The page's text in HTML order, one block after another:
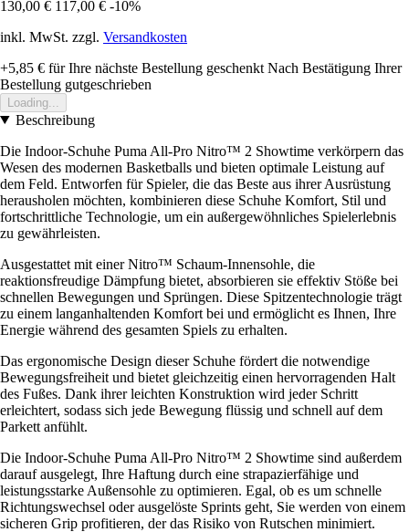
130,00 € 117,00 € -10%
inkl. MwSt. zzgl. Versandkosten
+5,85 € für Ihre nächste Bestellung geschenkt Nach Bestätigung Ihrer
Bestellung gutgeschrieben
Loading...
Beschreibung
Die Indoor-Schuhe Puma All-Pro Nitro™ 2 Showtime verkörpern das
Wesen des modernen Basketballs und bieten optimale Leistung auf
dem Feld. Entworfen für Spieler, die das Beste aus ihrer Ausrüstung
herausholen möchten, kombinieren diese Schuhe Komfort, Stil und
fortschrittliche Technologie, um ein außergewöhnliches Spielerlebnis
zu gewährleisten.
Ausgestattet mit einer Nitro™ Schaum-Innensohle, die
reaktionsfreudige Dämpfung bietet, absorbieren sie effektiv Stöße bei
schnellen Bewegungen und Sprüngen. Diese Spitzentechnologie trägt
zu einem langanhaltenden Komfort bei und ermöglicht es Ihnen, Ihre
Energie während des gesamten Spiels zu erhalten.
Das ergonomische Design dieser Schuhe fördert die notwendige
Bewegungsfreiheit und bietet gleichzeitig einen hervorragenden Halt
des Fußes. Dank ihrer leichten Konstruktion wird jeder Schritt
erleichtert, sodass sich jede Bewegung flüssig und schnell auf dem
Parkett anfühlt.
Die Indoor-Schuhe Puma All-Pro Nitro™ 2 Showtime sind außerdem
darauf ausgelegt, Ihre Haftung durch eine strapazierfähige und
leistungsstarke Außensohle zu optimieren. Egal, ob es um schnelle
Richtungswechsel oder ausgelöste Sprints geht, Sie werden von einem
sicheren Grip profitieren, der das Risiko von Rutschen minimiert.